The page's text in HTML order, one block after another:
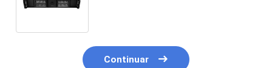
Continuar